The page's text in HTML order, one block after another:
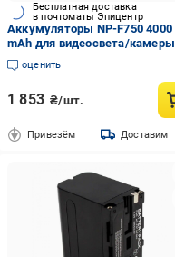
Бесплатная доставка
в почтоматы Эпицентр
Аккумуляторы NP-F750 4000
mAh для видеосвета/камеры
32,6Wh 7,4V Fb Tech 2 шт.
(34630324)
оценить
1 853 ₴/шт.
Привезём Доставим